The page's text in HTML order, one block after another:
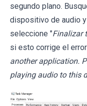
segundo plano.
dispositivo de audio
seleccione "Finalizar
si esto corrige el
another application.
playing audio to this